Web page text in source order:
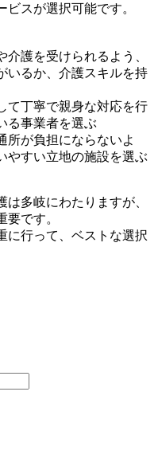
スが選択可能です。
護を受けられるよう、
いるか、介護スキルを持
て丁寧で親身な対応を行
る事業者を選ぶ
所が負担にならないよ
やすい立地の施設を選ぶ
多岐にわたりますが、
です。
に行って、ベストな選択